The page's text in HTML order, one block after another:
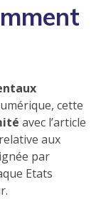
cette
avec l’article
aux
par
Etats